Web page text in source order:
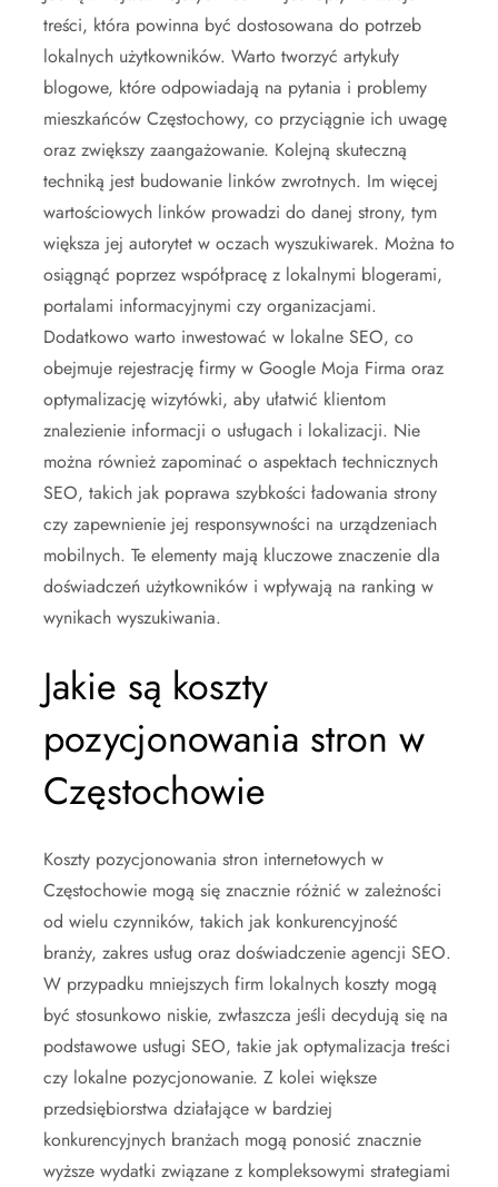
treści, która powinna być dostosowana do potrzeb
lokalnych użytkowników. Warto tworzyć artykuły
blogowe, które odpowiadają na pytania i problemy
mieszkańców Częstochowy, co przyciągnie ich uwagę
oraz zwiększy zaangażowanie. Kolejną skuteczną
techniką jest budowanie linków zwrotnych. Im więcej
wartościowych linków prowadzi do danej strony, tym
większa jej autorytet w oczach wyszukiwarek. Można to
osiągnąć poprzez współpracę z lokalnymi blogerami,
portalami informacyjnymi czy organizacjami.
Dodatkowo warto inwestować w lokalne SEO, co
obejmuje rejestrację firmy w Google Moja Firma oraz
optymalizację wizytówki, aby ułatwić klientom
znalezienie informacji o usługach i lokalizacji. Nie
można również zapominać o aspektach technicznych
SEO, takich jak poprawa szybkości ładowania strony
czy zapewnienie jej responsywności na urządzeniach
mobilnych. Te elementy mają kluczowe znaczenie dla
doświadczeń użytkowników i wpływają na ranking w
wynikach wyszukiwania.
Jakie są koszty
pozycjonowania stron w
Częstochowie
Koszty pozycjonowania stron internetowych w
Częstochowie mogą się znacznie różnić w zależności
od wielu czynników, takich jak konkurencyjność
branży, zakres usług oraz doświadczenie agencji SEO.
W przypadku mniejszych firm lokalnych koszty mogą
być stosunkowo niskie, zwłaszcza jeśli decydują się na
podstawowe usługi SEO, takie jak optymalizacja treści
czy lokalne pozycjonowanie. Z kolei większe
przedsiębiorstwa działające w bardziej
konkurencyjnych branżach mogą ponosić znacznie
wyższe wydatki związane z kompleksowymi strategiami